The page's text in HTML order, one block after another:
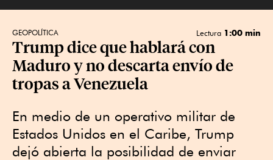
GEOPOLÍTICA Lectura 1:00 min
Trump dice que hablará con
Maduro y no descarta envío de
tropas a Venezuela
En medio de un operativo militar de
Estados Unidos en el Caribe, Trump
dejó abierta la posibilidad de enviar